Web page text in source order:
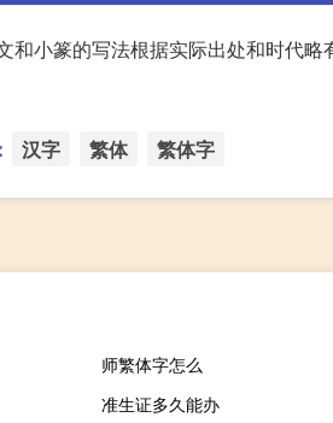
和小篆的写法根据实际出处和时代
汉字 繁体 繁体字
师繁体字怎么
准生证多久能办